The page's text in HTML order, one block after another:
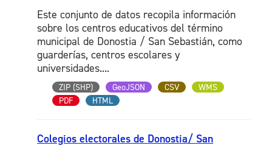
Este conjunto de datos recopila información
sobre los centros educativos del término
municipal de Donostia / San Sebastián, como
guarderías, centros escolares y
universidades....
ZIP (SHP) GeoJSON CSV
WMS
PDF
HTML
Colegios electorales de Donostia/ San